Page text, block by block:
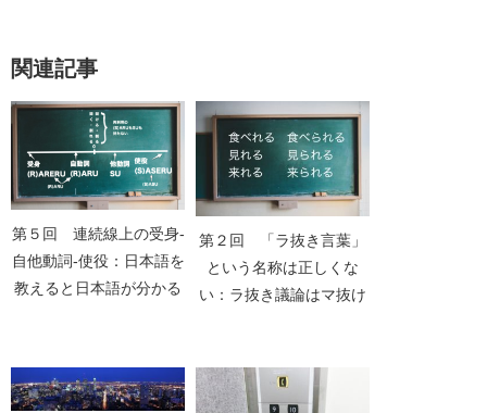
関連記事
第５回 連続線上の受身-
自他動詞-使役：日本語を
教えると日本語が分かる
第２回 「ラ抜き言葉」
という名称は正しくな
い：ラ抜き議論はマ抜け